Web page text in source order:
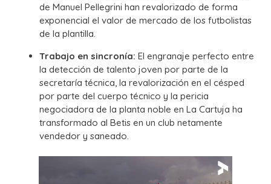
de Manuel Pellegrini han revalorizado de forma
exponencial el valor de mercado de los futbolistas
de la plantilla.
Trabajo en sincronía: El engranaje perfecto entre
la detección de talento joven por parte de la
secretaría técnica, la revalorización en el césped
por parte del cuerpo técnico y la pericia
negociadora de la planta noble en La Cartuja ha
transformado al Betis en un club netamente
vendedor y saneado.